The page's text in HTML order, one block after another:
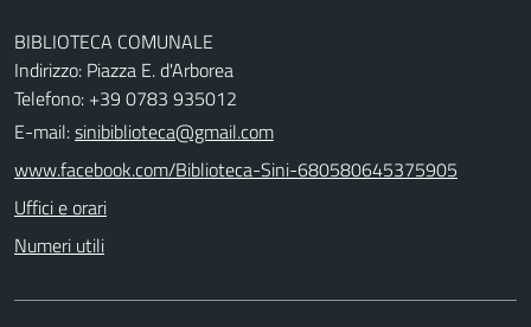
BIBLIOTECA COMUNALE
Indirizzo: Piazza E. d'Arborea
Telefono: +39 0783 935012
E-mail:sinibiblioteca@gmail.com
www.facebook.com/Biblioteca-Sini-680580645375905
Uffici e orari
Numeri utili